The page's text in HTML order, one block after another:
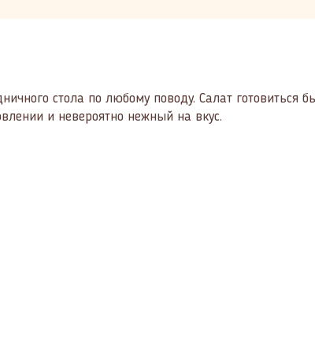
стола по любому поводу. Салат готовиться
и невероятно нежный на вкус.